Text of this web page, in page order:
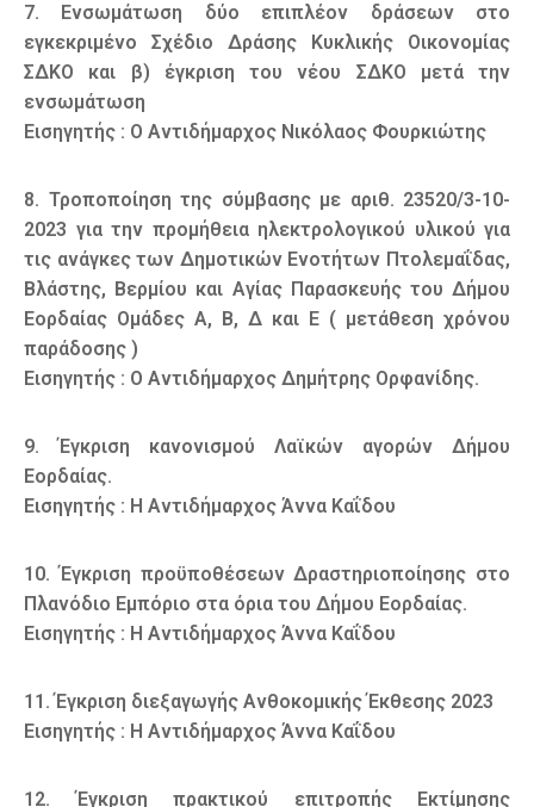
7. Ενσωμάτωση δύο επιπλέον δράσεων στο
εγκεκριμένο Σχέδιο Δράσης Κυκλικής Οικονομίας
ΣΔΚΟ και β) έγκριση του νέου ΣΔΚΟ μετά την
ενσωμάτωση
Εισηγητής : Ο Αντιδήμαρχος Νικόλαος Φουρκιώτης
8. Τροποποίηση της σύμβασης με αριθ. 23520/3-10-
2023 για την προμήθεια ηλεκτρολογικού υλικού για
τις ανάγκες των Δημοτικών Ενοτήτων Πτολεμαΐδας,
Βλάστης, Βερμίου και Αγίας Παρασκευής του Δήμου
Εορδαίας Ομάδες Α, Β, Δ και Ε ( μετάθεση χρόνου
παράδοσης )
Εισηγητής : Ο Αντιδήμαρχος Δημήτρης Ορφανίδης.
9. Έγκριση κανονισμού Λαϊκών αγορών Δήμου
Εορδαίας.
Εισηγητής : Η Αντιδήμαρχος Άννα Καΐδου
10. Έγκριση προϋποθέσεων Δραστηριοποίησης στο
Πλανόδιο Εμπόριο στα όρια του Δήμου Εορδαίας.
Εισηγητής : Η Αντιδήμαρχος Άννα Καΐδου
11. Έγκριση διεξαγωγής Ανθοκομικής Έκθεσης 2023
Εισηγητής : Η Αντιδήμαρχος Άννα Καΐδου
12. Έγκριση πρακτικού επιτροπής Εκτίμησης